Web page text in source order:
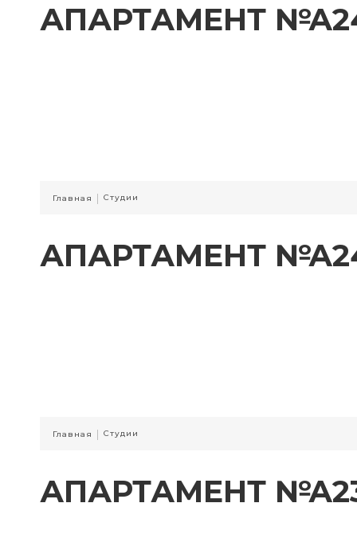
АПАРТАМЕНТ
Главная | Студии
АПАРТАМЕНТ
Главная | Студии
АПАРТАМЕНТ